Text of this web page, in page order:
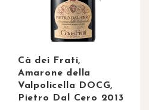
Cà dei Frati,
Amarone della
Valpolicella DOCG,
Pietro Dal Cero 2013